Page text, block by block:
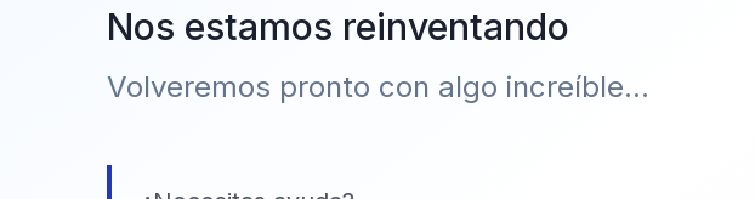
Nos estamos reinventando
Volveremos pronto con algo increíble...